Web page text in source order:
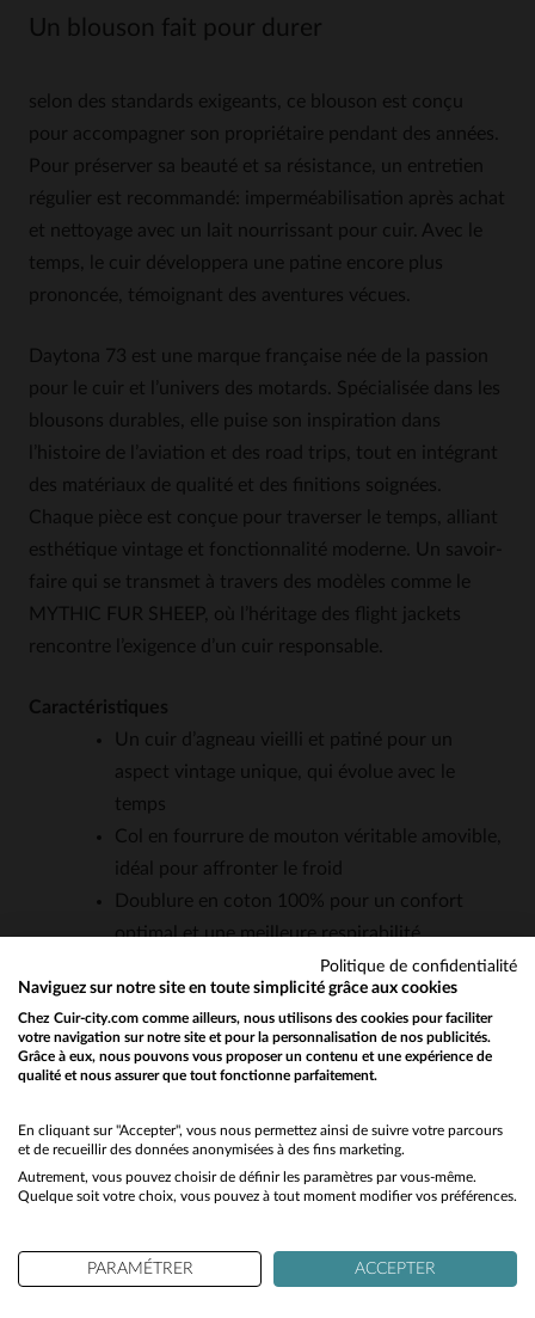
Un blouson fait pour durer
selon des standards exigeants, ce blouson est conçu
pour accompagner son propriétaire pendant des années.
Pour préserver sa beauté et sa résistance, un entretien
régulier est recommandé: imperméabilisation après achat
et nettoyage avec un lait nourrissant pour cuir. Avec le
temps, le cuir développera une patine encore plus
prononcée, témoignant des aventures vécues.
Daytona 73 est une marque française née de la passion
pour le cuir et l’univers des motards. Spécialisée dans les
blousons durables, elle puise son inspiration dans
l’histoire de l’aviation et des road trips, tout en intégrant
des matériaux de qualité et des finitions soignées.
Chaque pièce est conçue pour traverser le temps, alliant
esthétique vintage et fonctionnalité moderne. Un savoir-
faire qui se transmet à travers des modèles comme le
MYTHIC FUR SHEEP, où l’héritage des flight jackets
rencontre l’exigence d’un cuir responsable.
Caractéristiques
Un cuir d’agneau vieilli et patiné pour un
aspect vintage unique, qui évolue avec le
temps
Col en fourrure de mouton véritable amovible,
idéal pour affronter le froid
Doublure en coton 100% pour un confort
optimal et une meilleure respirabilité
Bords-côtes aux manches et à la taille pour
une protection efficace contre le vent
Coupe regular, polyvalente et facile à associer
avec différents styles
pour un look chargé d’histoire
Poches fonctionnelles (extérieures et
intérieures) pour un rangement pratique
nourrissant pour préserver le cuir
Adapté à toutes les saisons, du printemps à
Would you like to be redirected to our English site?
No
Yes
Politique de confidentialité
Naviguez sur notre site en toute simplicité grâce aux cookies
Chez Cuir-city.com comme ailleurs, nous utilisons des cookies pour faciliter
votre navigation sur notre site et pour la personnalisation de nos publicités.
Grâce à eux, nous pouvons vous proposer un contenu et une expérience de
qualité et nous assurer que tout fonctionne parfaitement.
En cliquant sur "Accepter", vous nous permettez ainsi de suivre votre parcours
et de recueillir des données anonymisées à des fins marketing.
Autrement, vous pouvez choisir de définir les paramètres par vous-même.
Quelque soit votre choix, vous pouvez à tout moment modifier vos préférences.
PARAMÉTRER ACCEPTER